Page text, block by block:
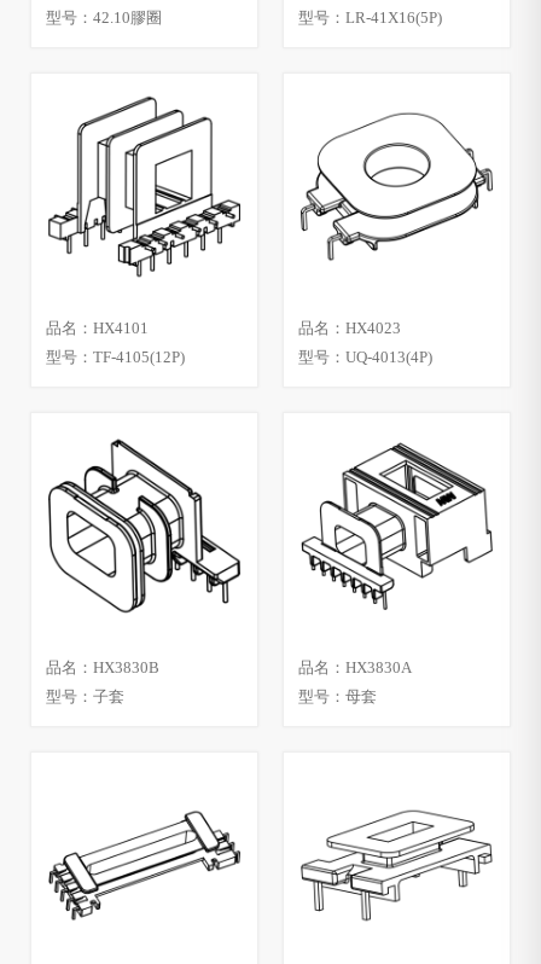
型号：42.10膠圈
型号：LR-41X16(5P)
品名：HX4101
型号：TF-4105(12P)
品名：HX4023
型号：UQ-4013(4P)
品名：HX3830B
型号：子套
品名：HX3830A
型号：母套